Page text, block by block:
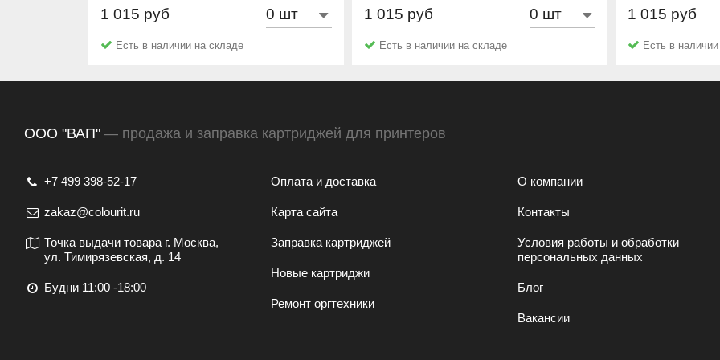
Hi-Black
1 015 руб
Есть в наличии на складе
Hi-Black
1 015 руб
Есть в наличии на складе
Hi-Black
1 015 руб
Есть в
ООО "ВАП" — продажа и заправка картриджей для принтеров
+7 499 398-52-17
zakaz@colourit.ru
Точка выдачи товара г. Москва,
ул. Тимирязевская, д. 14
Будни 11:00 -18:00
Оплата и доставка
Карта сайта
Заправка картриджей
Новые картриджи
Ремонт оргтехники
О компании
Контакты
Условия работы и обработки
персональных данных
Блог
Вакансии